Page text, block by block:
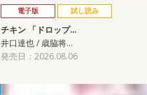
電子版 試し読み
チキン 「ドロップ…
井口達也 / 歳脇将…
発売日：2026.08.06